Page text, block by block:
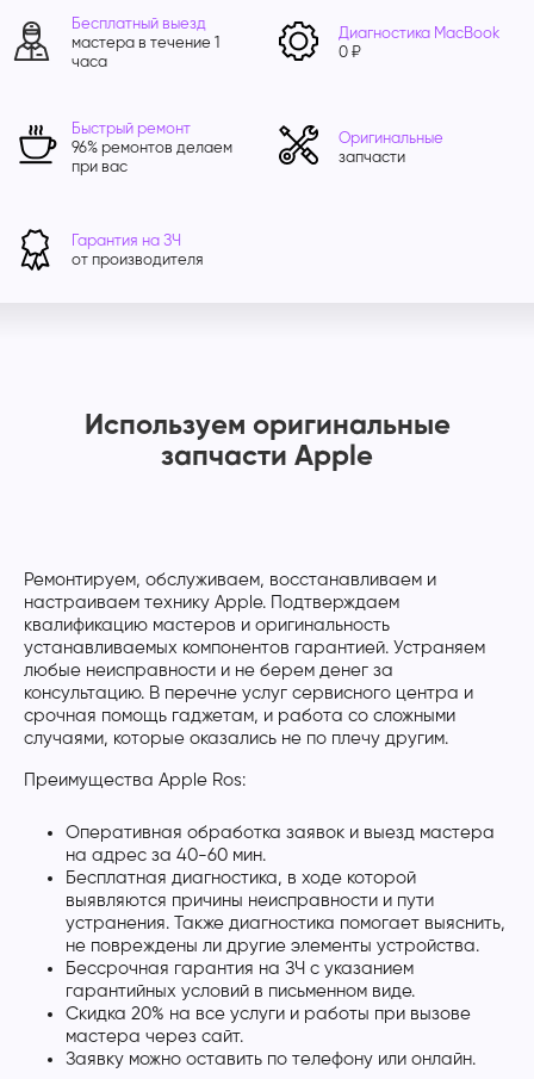
Бесплатный выезд
мастера в течение 1
часа
Диагностика MacBook
0 ₽
Быстрый ремонт
96% ремонтов делаем
при вас
Оригинальные
запчасти
Гарантия на ЗЧ
от производителя
Используем оригинальные
запчасти Apple
Ремонтируем, обслуживаем, восстанавливаем и
настраиваем технику Apple. Подтверждаем
квалификацию мастеров и оригинальность
устанавливаемых компонентов гарантией. Устраняем
любые неисправности и не берем денег за
консультацию. В перечне услуг сервисного центра и
срочная помощь гаджетам, и работа со сложными
случаями, которые оказались не по плечу другим.
Преимущества Apple Ros:
Оперативная обработка заявок и выезд мастера
на адрес за 40-60 мин.
Бесплатная диагностика, в ходе которой
выявляются причины неисправности и пути
устранения. Также диагностика помогает выяснить,
не повреждены ли другие элементы устройства.
Бессрочная гарантия на ЗЧ с указанием
гарантийных условий в письменном виде.
Скидка 20% на все услуги и работы при вызове
мастера через сайт.
Заявку можно оставить по телефону или онлайн.